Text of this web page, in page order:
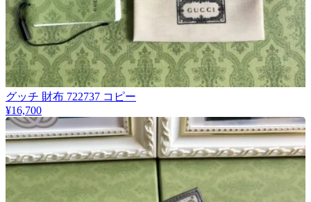
グッチ 財布 722737 コピー
¥16,700